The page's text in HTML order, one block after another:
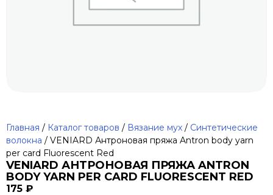
Главная / Каталог товаров / Вязание мух / Синтетические
волокна / VENIARD Антроновая пряжа Antron body yarn
per card Fluorescent Red
VENIARD АНТРОНОВАЯ ПРЯЖА ANTRON
BODY YARN PER CARD FLUORESCENT RED
175 ₽